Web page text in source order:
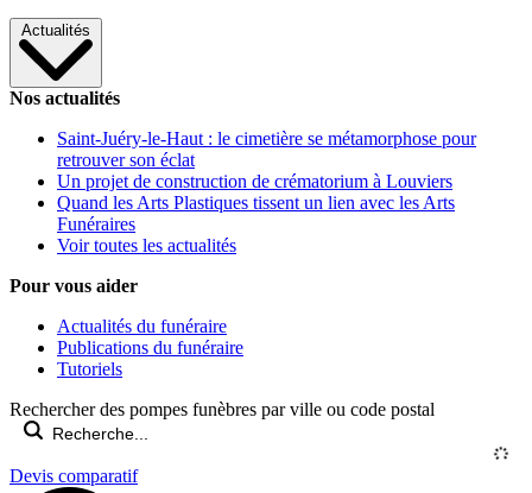
Actualités
Nos actualités
Saint-Juéry-le-Haut : le cimetière se métamorphose pour
retrouver son éclat
Un projet de construction de crématorium à Louviers
Quand les Arts Plastiques tissent un lien avec les Arts
Funéraires
Voir toutes les actualités
Pour vous aider
Actualités du funéraire
Publications du funéraire
Tutoriels
Rechercher des pompes funèbres par ville ou code postal
Devis comparatif